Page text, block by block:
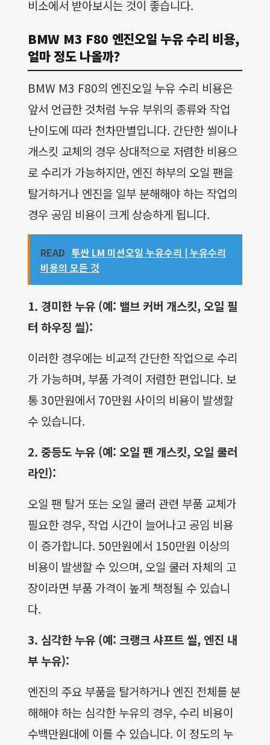
비소에서 받아보시는 것이 좋습니다.
BMW M3 F80 엔진오일 누유 수리 비용,
얼마 정도 나올까?
BMW M3 F80의 엔진오일 누유 수리 비용은
앞서 언급한 것처럼 누유 부위의 종류와 작업
난이도에 따라 천차만별입니다. 간단한 씰이나
개스킷 교체의 경우 상대적으로 저렴한 비용으
로 수리가 가능하지만, 엔진 하부의 오일 팬을
탈거하거나 엔진을 일부 분해해야 하는 작업의
경우 공임 비용이 크게 상승하게 됩니다.
READ 투싼 LM 미션오일 누유수리 | 누유수리
비용의 모든 것
1. 경미한 누유 (예: 밸브 커버 개스킷, 오일 필
터 하우징 씰):
이러한 경우에는 비교적 간단한 작업으로 수리
가 가능하며, 부품 가격이 저렴한 편입니다. 보
통 30만원에서 70만원 사이의 비용이 발생할
수 있습니다.
2. 중등도 누유 (예: 오일 팬 개스킷, 오일 쿨러
라인):
오일 팬 탈거 또는 오일 쿨러 관련 부품 교체가
필요한 경우, 작업 시간이 늘어나고 공임 비용
이 증가합니다. 50만원에서 150만원 이상의
비용이 발생할 수 있으며, 오일 쿨러 자체의 고
장이라면 부품 가격이 높게 책정될 수 있습니
다.
3. 심각한 누유 (예: 크랭크 샤프트 씰, 엔진 내
부 누유):
엔진의 주요 부품을 탈거하거나 엔진 전체를 분
해해야 하는 심각한 누유의 경우, 수리 비용이
수백만원대에 이를 수 있습니다. 이 정도의 누